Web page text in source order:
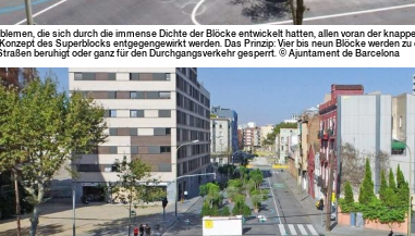
die sich durch die immense Dichte der Blöcke entwick­elt hat­ten, allen voran der
des Superblocks ent­ge­gengewirkt wer­den. Das Prinzip: Vier bis neun Blöcke wer­den
beruhigt oder ganz für den Durch­gangsverkehr ges­per­rt. © Ajun­ta­ment de Barcelona